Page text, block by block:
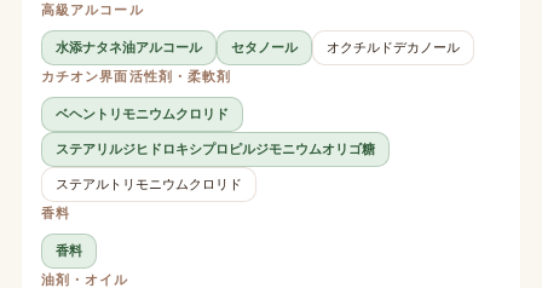
高級アルコール
水添ナタネ油アルコール セタノール
オクチルドデカノール
カチオン界面活性剤・柔軟剤
ベヘントリモニウムクロリド
ステアリルジヒドロキシプロピルジモニウムオリゴ糖
ステアルトリモニウムクロリド
香料
香料
油剤・オイル